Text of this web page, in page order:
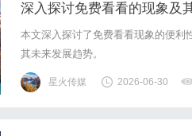
深入探讨免费看看的现象及
本文深入探讨了免费看看现象的便利
其未来发展趋势。
星火传媒 2026-06-30